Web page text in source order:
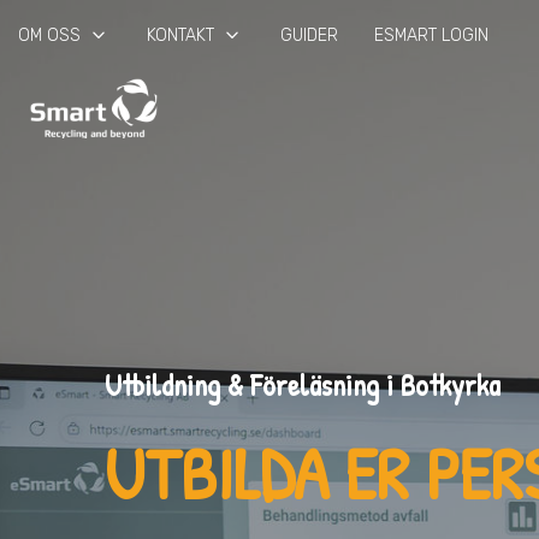
OM OSS keyboard_arrow_down KONTAKT keyboard_arrow_down GUIDER ESMART LOGIN
Utbildning & Föreläsning i Botkyrka
UTBILDA ER